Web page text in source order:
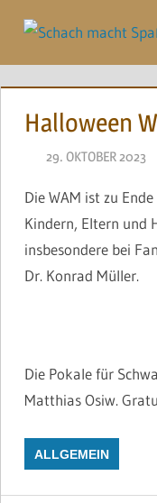
Inhalt
springen
Halloween
29. OKTOBER 2023
Die WAM ist zu
Kindern, Eltern und
insbesondere bei
Dr. Konrad Müller.
Die Pokale für
Matthias Osiw.
ALLGEMEIN